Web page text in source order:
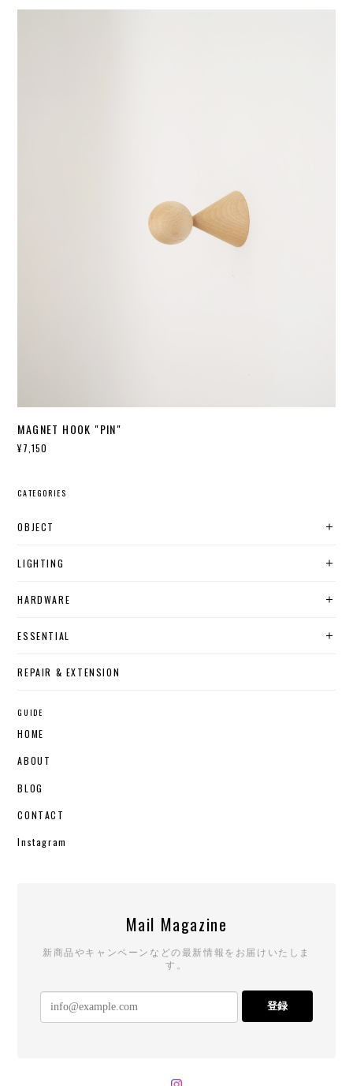
MAGNET HOOK "PIN"
¥7,150
CATEGORIES
OBJECT
LIGHTING
HARDWARE
ESSENTIAL
REPAIR & EXTENSION
GUIDE
HOME
ABOUT
BLOG
CONTACT
Instagram
Mail Magazine
新商品やキャンペーンなどの最新情報をお届けいたしま
す。
登録